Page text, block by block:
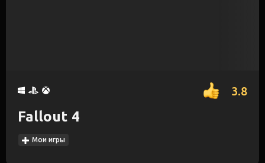
3.8
Fallout 4
Мои игры